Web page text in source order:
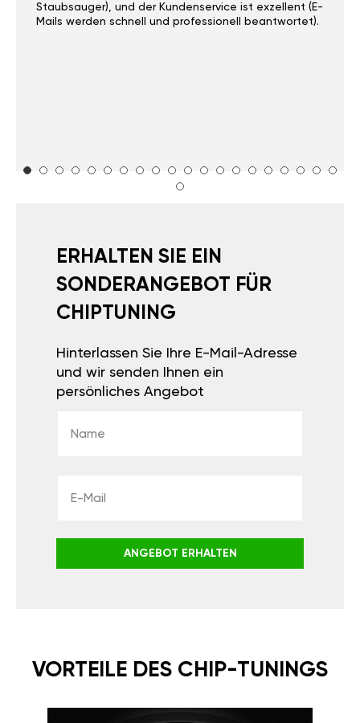
Staubsauger), und der Kundenservice ist exzellent (E-
Mails werden schnell und professionell beantwortet).
ERHALTEN SIE EIN
SONDERANGEBOT FÜR
CHIPTUNING
Hinterlassen Sie Ihre E-Mail-Adresse
und wir senden Ihnen ein
persönliches Angebot
ANGEBOT ERHALTEN
VORTEILE DES CHIP-TUNINGS